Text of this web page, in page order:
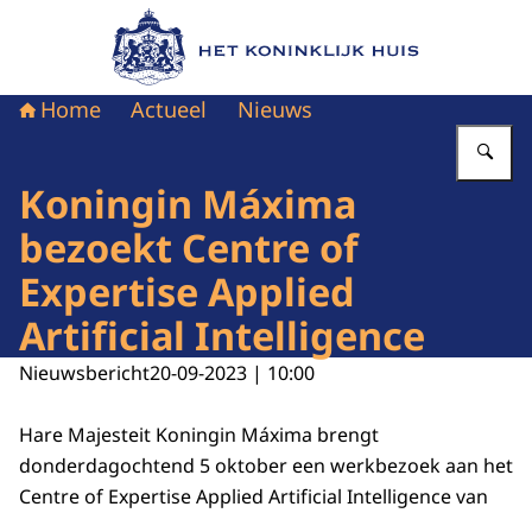
Naar de homepage van Het Koninklijk Huis
Home Actueel Nieuws
Koningin Máxima
bezoekt Centre of
Expertise Applied
Artificial Intelligence
Nieuwsbericht20-09-2023 | 10:00
Hare Majesteit Koningin Máxima brengt
donderdagochtend 5 oktober een werkbezoek aan het
Centre of Expertise Applied Artificial Intelligencevan